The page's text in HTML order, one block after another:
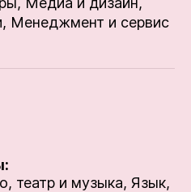
Менеджмент и сервис
театр и музыка, Язык,